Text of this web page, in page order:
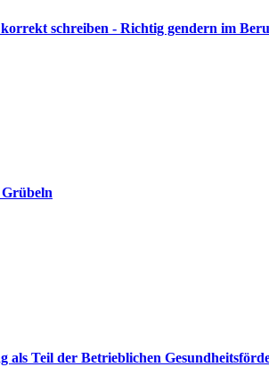
schreiben - Richtig gendern im
Teil der Betrieblichen